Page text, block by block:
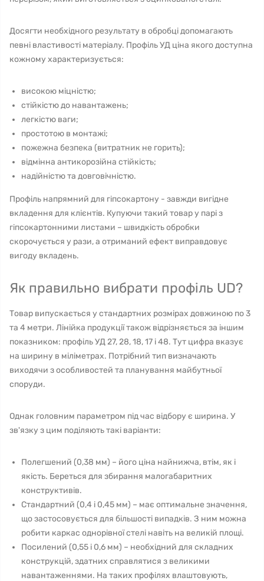
Досягти необхідного результату в обробці допомагають
певні властивості матеріалу. Профіль УД ціна якого доступна
кожному характеризується:
високою міцністю;
стійкістю до навантажень;
легкістю ваги;
простотою в монтажі;
пожежна безпека (витратник не горить);
відмінна антикорозійна стійкість;
надійністю та довговічністю.
Профіль напрямний для гіпсокартону - завжди вигідне
вкладення для клієнтів. Купуючи такий товар у парі з
гіпсокартонними листами – швидкість обробки
скорочується у рази, а отриманий ефект виправдовує
вигоду вкладень.
Як правильно вибрати профіль UD?
Товар випускається у стандартних розмірах довжиною по 3
та 4 метри. Лінійка продукції також відрізняється за іншим
показником: профіль УД 27, 28, 18, 17 і 48. Тут цифра вказує
на ширину в міліметрах. Потрібний тип визначають
виходячи з особливостей та планування майбутньої
споруди.
Однак головним параметром під час відбору є ширина. У
зв'язку з цим поділяють такі варіанти:
Полегшений (0,38 мм) – його ціна найнижча, втім, як і
якість. Береться для збирання малогабаритних
конструктивів.
Стандартний (0,4 і 0,45 мм) – має оптимальне значення,
що застосовується для більшості випадків. З ним можна
робити каркас однорівної стелі навіть на великій площі.
Посилений (0,55 і 0,6 мм) – необхідний для складних
конструкцій, здатних справлятися з великими
навантаженнями. На таких профілях влаштовують,